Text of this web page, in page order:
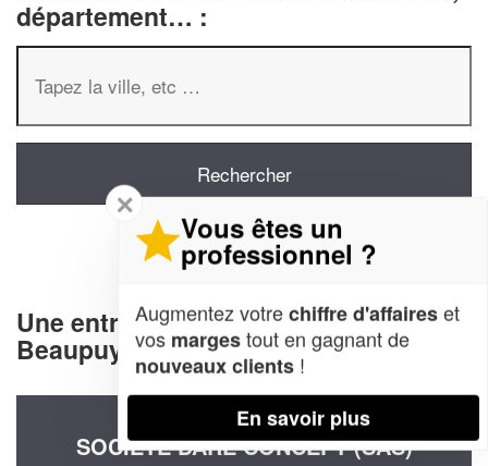
département… :
Une entreprise decommunication à
Beaupuy (82600)
SOCIÉTÉ DARE CONCEPT (SAS)
✕
Vous êtes un
professionnel ?
Augmentez votrechiffre d'affaireset
vos margestout en gagnant de
nouveaux clients !
En savoir plus